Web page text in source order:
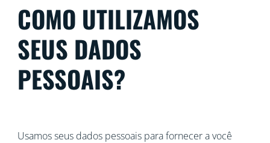
COMO UTILIZAMOS
SEUS DADOS
PESSOAIS?
Usamos seus dados pessoais para fornecer a você